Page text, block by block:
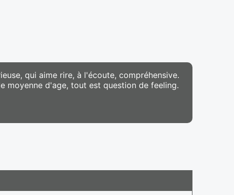
qui aime rire, à l'écoute, compréhensive.
moyenne d'age, tout est question de feeling.